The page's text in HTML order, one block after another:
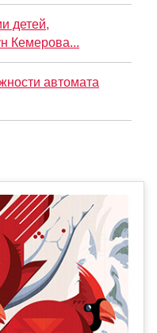
детей,
Кемерова...
автомата